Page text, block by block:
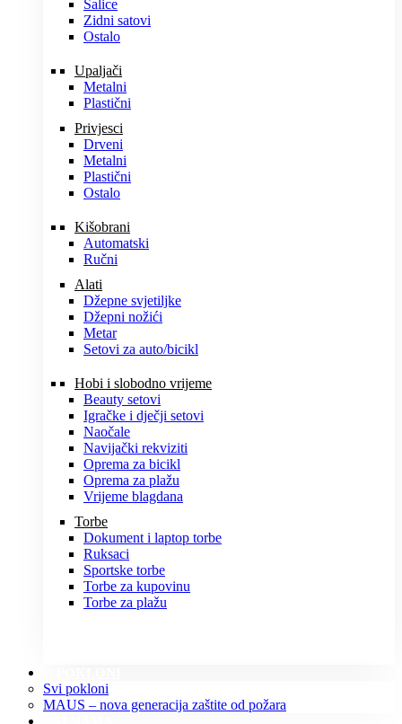
Šalice
Zidni satovi
Ostalo
Upaljači
Metalni
Plastični
Privjesci
Drveni
Metalni
Plastični
Ostalo
Kišobrani
Automatski
Ručni
Alati
Džepne svjetiljke
Džepni nožići
Metar
Setovi za auto/bicikl
Hobi i slobodno vrijeme
Beauty setovi
Igračke i dječji setovi
Naočale
Navijački rekviziti
Oprema za bicikl
Oprema za plažu
Vrijeme blagdana
Torbe
Dokument i laptop torbe
Ruksaci
Sportske torbe
Torbe za kupovinu
Torbe za plažu
Svi pokloni
MAUS – nova generacija zaštite od požara